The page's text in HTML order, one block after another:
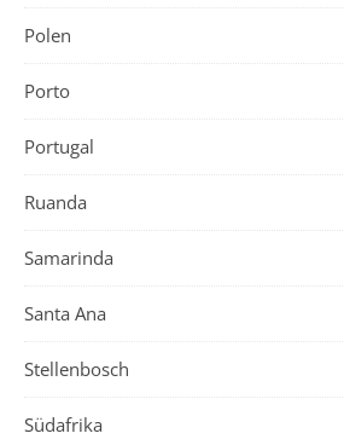
Polen
Porto
Portugal
Ruanda
Samarinda
Santa Ana
Stellenbosch
Südafrika